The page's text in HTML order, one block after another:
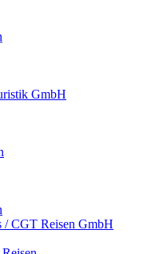
GmbH
/ CGT Reisen GmbH